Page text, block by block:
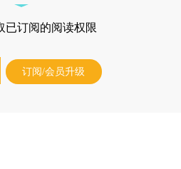
已订阅的阅读权限
订阅/会员升级